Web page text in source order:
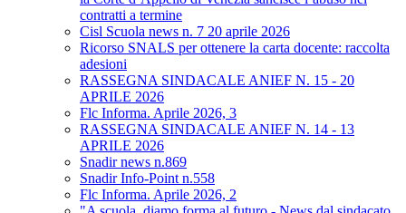
contratti a termine
Cisl Scuola news n. 7 20 aprile 2026
Ricorso SNALS per ottenere la carta docente: raccolta
adesioni
RASSEGNA SINDACALE ANIEF N. 15 - 20
APRILE 2026
Flc Informa. Aprile 2026, 3
RASSEGNA SINDACALE ANIEF N. 14 - 13
APRILE 2026
Snadir news n.869
Snadir Info-Point n.558
Flc Informa. Aprile 2026, 2